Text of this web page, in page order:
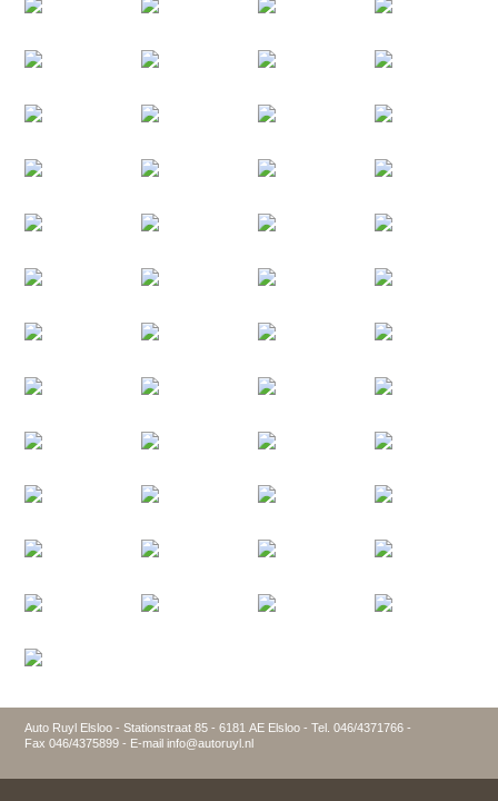
Auto Ruyl Elsloo - Stationstraat 85 - 6181 AE Elsloo - Tel. 046/4371766 -
Fax 046/4375899 - E-mail info@autoruyl.nl